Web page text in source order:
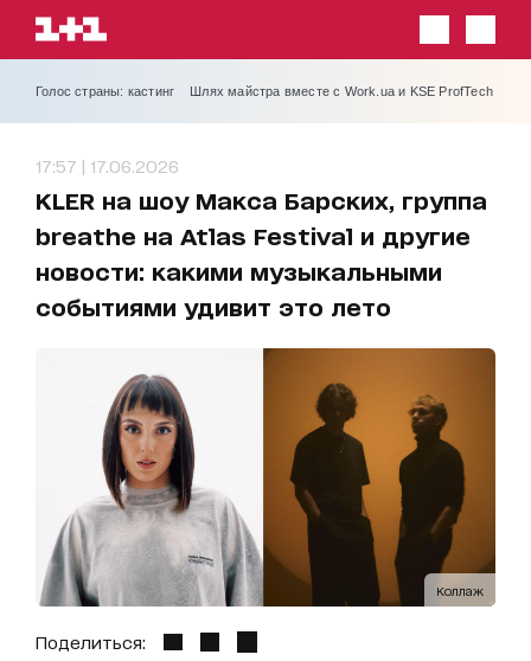
Голос страны: кастинг Шлях майстра вместе с Work.ua и KSE ProfTech
17:57 | 17.06.2026
KLER на шоу Макса Барских, группа
breathe на Atlas Festival и другие
новости: какими музыкальными
событиями удивит это лето
Коллаж
Поделиться: